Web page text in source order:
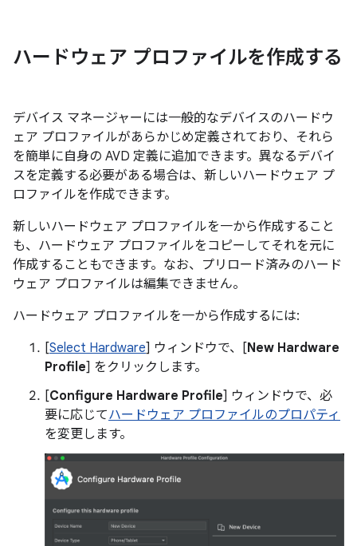
ハードウェア プロファイルを作成する
デバイス マネージャーには一般的なデバイスのハードウ
ェア プロファイルがあらかじめ定義されており、それら
を簡単に自身の AVD 定義に追加できます。異なるデバイ
スを定義する必要がある場合は、新しいハードウェア プ
ロファイルを作成できます。
新しいハードウェア プロファイルを一から作成すること
も、ハードウェア プロファイルをコピーしてそれを元に
作成することもできます。なお、プリロード済みのハード
ウェア プロファイルは編集できません。
ハードウェア プロファイルを一から作成するには:
[Select Hardware] ウィンドウで、[New Hardware
Profile] をクリックします。
[Configure Hardware Profile] ウィンドウで、必
要に応じてハードウェア プロファイルのプロパティ
を変更します。